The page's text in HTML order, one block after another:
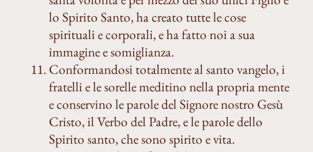
lo Spirito Santo, ha creato tutte le cose
spirituali e corporali, e ha fatto noi a sua
immagine e somiglianza.
Conformandosi totalmente al santo vangelo, i
fratelli e le sorelle meditino nella propria mente
e conservino le parole del Signore nostro Gesù
Cristo, il Verbo del Padre, e le parole dello
Spirito santo, che sono spirito e vita.